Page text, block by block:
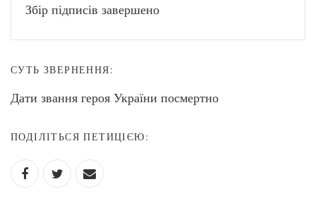
Збір підписів завершено
СУТЬ ЗВЕРНЕННЯ:
Дати звання героя України посмертно
ПОДІЛІТЬСЯ ПЕТИЦІЄЮ: